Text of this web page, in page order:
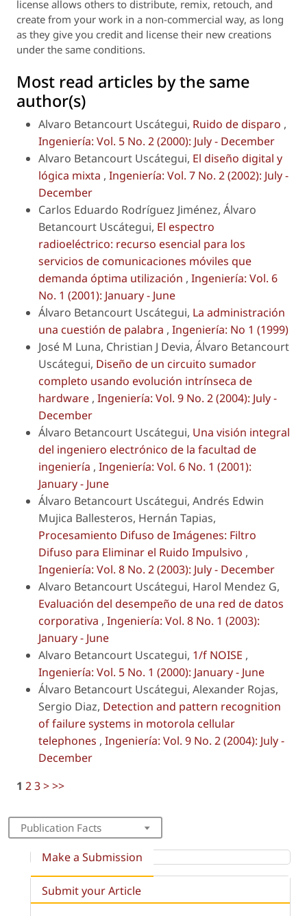
license allows others to distribute, remix, retouch, and
create from your work in a non-commercial way, as long
as they give you credit and license their new creations
under the same conditions.
Most read articles by the same
author(s)
Alvaro Betancourt Uscátegui, Ruido de disparo ,
Ingeniería: Vol. 5 No. 2 (2000): July - December
Alvaro Betancourt Uscátegui, El diseño digital y
lógica mixta , Ingeniería: Vol. 7 No. 2 (2002): July -
December
Carlos Eduardo Rodríguez Jiménez, Álvaro
Betancourt Uscátegui, El espectro
radioeléctrico: recurso esencial para los
servicios de comunicaciones móviles que
demanda óptima utilización , Ingeniería: Vol. 6
No. 1 (2001): January - June
Álvaro Betancourt Uscátegui, La administración
una cuestión de palabra , Ingeniería: No 1 (1999)
José M Luna, Christian J Devia, Álvaro Betancourt
Uscátegui, Diseño de un circuito sumador
completo usando evolución intrínseca de
hardware , Ingeniería: Vol. 9 No. 2 (2004): July -
December
Álvaro Betancourt Uscátegui, Una visión integral
del ingeniero electrónico de la facultad de
ingeniería , Ingeniería: Vol. 6 No. 1 (2001):
January - June
Álvaro Betancourt Uscátegui, Andrés Edwin
Mujica Ballesteros, Hernán Tapias,
Procesamiento Difuso de Imágenes: Filtro
Difuso para Eliminar el Ruido Impulsivo ,
Ingeniería: Vol. 8 No. 2 (2003): July - December
Alvaro Betancourt Uscátegui, Harol Mendez G,
Evaluación del desempeño de una red de datos
corporativa , Ingeniería: Vol. 8 No. 1 (2003):
January - June
Alvaro Betancourt Uscategui, 1/f NOISE ,
Ingeniería: Vol. 5 No. 1 (2000): January - June
Álvaro Betancourt Uscátegui, Alexander Rojas,
Sergio Diaz, Detection and pattern recognition
of failure systems in motorola cellular
telephones , Ingeniería: Vol. 9 No. 2 (2004): July -
December
1 23>>>
Publication Facts
Make a Submission
Submit your Article